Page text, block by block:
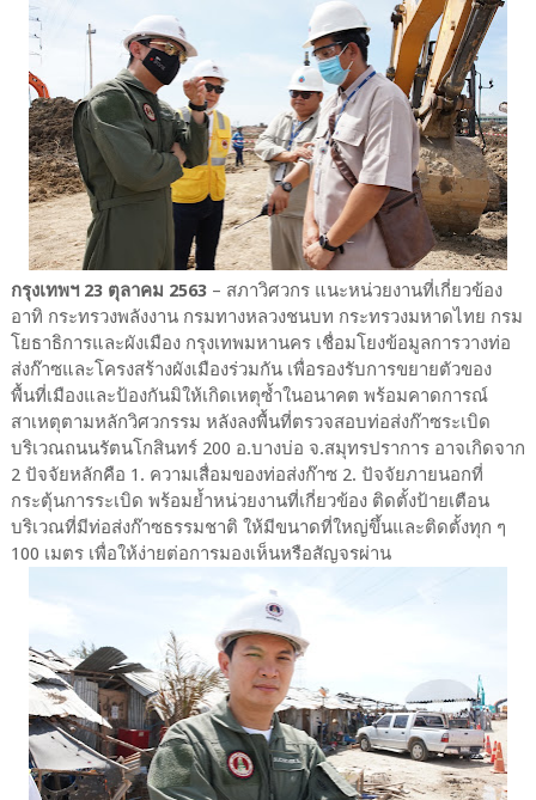
กรุงเทพฯ 23 ตุลาคม 2563– สภาวิศวกร แนะหน่วยงานที่เกี่ยวข้อง
อาทิ กระทรวงพลังงาน กรมทางหลวงชนบท กระทรวงมหาดไทย กรม
โยธาธิการและผังเมือง กรุงเทพมหานคร เชื่อมโยงข้อมูลการวางท่อ
ส่งก๊าซและโครงสร้างผังเมืองร่วมกัน เพื่อรองรับการขยายตัวของ
พื้นที่เมืองและป้องกันมิให้เกิดเหตุซ้ำในอนาคต พร้อมคาดการณ์
สาเหตุตามหลักวิศวกรรม หลังลงพื้นที่ตรวจสอบท่อส่งก๊าซระเบิด
บริเวณถนนรัตนโกสินทร์ 200 อ.บางบ่อ จ.สมุทรปราการ อาจเกิดจาก
2 ปัจจัยหลักคือ 1. ความเสื่อมของท่อส่งก๊าซ 2. ปัจจัยภายนอกที่
กระตุ้นการระเบิด พร้อมย้ำหน่วยงานที่เกี่ยวข้อง ติดตั้งป้ายเตือน
บริเวณที่มีท่อส่งก๊าซธรรมชาติ ให้มีขนาดที่ใหญ่ขึ้นและติดตั้งทุก ๆ
100 เมตร เพื่อให้ง่ายต่อการมองเห็นหรือสัญจรผ่าน